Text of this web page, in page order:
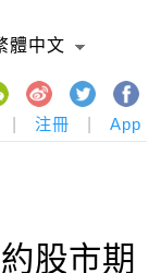
體中文
注冊 App
股市期